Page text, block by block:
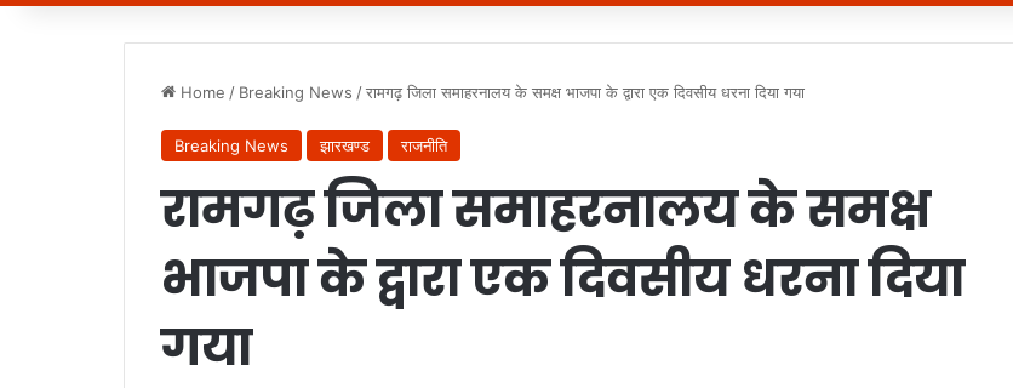
Home / Breaking News /रामगढ़ जिला समाहरनालय के समक्ष भाजपा के द्वारा एक दिवसीय धरना दिया गया
Breaking News झारखण्ड राजनीति
रामगढ़ जिला समाहरनालय के समक्ष
भाजपा के द्वारा एक दिवसीय धरना दिया
गया